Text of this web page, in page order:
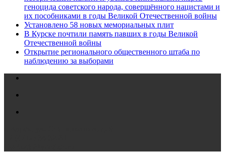
геноцида советского народа, совершённого нацистами и
их пособниками в годы Великой Отечественной войны
Установлено 58 новых мемориальных плит
В Курске почтили память павших в годы Великой
Отечественной войны
Открытие регионального общественного штаба по
наблюдению за выборами